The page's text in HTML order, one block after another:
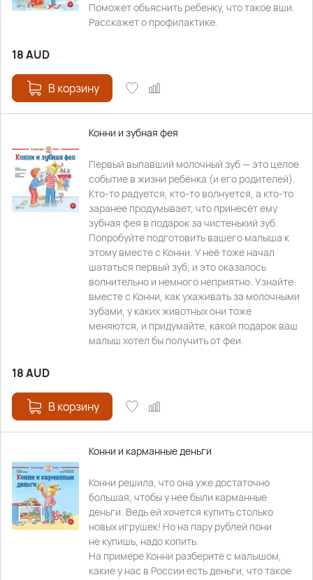
Поможет объяснить ребенку, что такое вши.
Расскажет о профилактике.
18AUD
В корзину
Конни и зубная фея
Первый выпавший молочный зуб — это целое
событие в жизни ребёнка (и его родителей).
Кто-то радуется, кто-то волнуется, а кто-то
заранее продумывает, что принесёт ему
зубная фея в подарок за чистенький зуб.
Попробуйте подготовить вашего малыша к
этому вместе с Конни. У неё тоже начал
шататься первый зуб, и это оказалось
волнительно и немного неприятно. Узнайте
вместе с Конни, как ухаживать за молочными
зубами, у каких животных они тоже
меняются, и придумайте, какой подарок ваш
малыш хотел бы получить от феи.
18AUD
В корзину
Конни и карманные деньги
Конни решила, что она уже достаточно
большая, чтобы у нее были карманные
деньги. Ведь ей хочется купить столько
новых игрушек! Но на пару рублей пони
не купишь, надо копить.
На примере Конни разберите с малышом,
какие у нас в России есть деньги, что такое